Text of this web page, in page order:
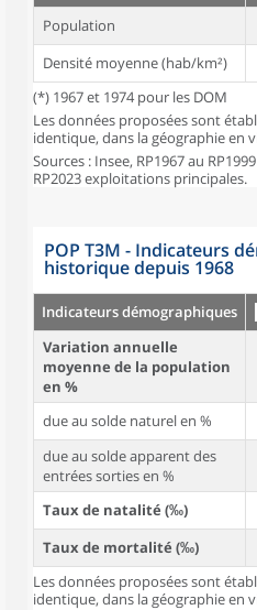
Population
Densité moyenne (hab/km²)
(*) 1967 et 1974 pour les DOM
Les données proposées sont
identique, dans la géographie en
Sources : Insee, RP1967 au
RP2023 exploitations principales.
POP T3M - Indicateurs
historique depuis 1968
Indicateurs démographiques
Variation annuelle
moyenne de la population
en %
due au solde naturel en %
due au solde apparent des
entrées sorties en %
Taux de natalité (‰)
Taux de mortalité (‰)
Les données proposées sont
identique, dans la géographie en